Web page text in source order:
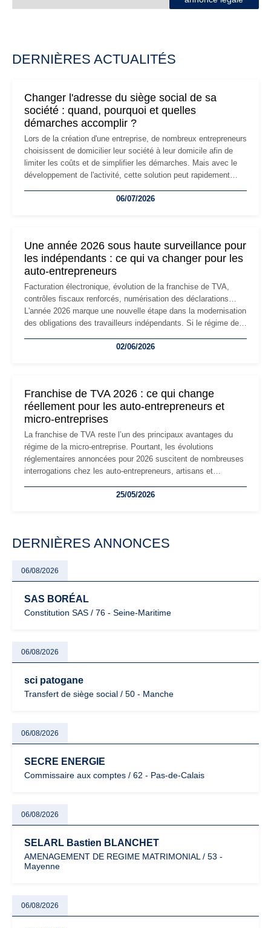
DERNIÈRES ACTUALITÉS
Changer l'adresse du siège social de sa
société : quand, pourquoi et quelles
démarches accomplir ?
Lors de la création d'une entreprise, de nombreux entrepreneurs
choisissent de domicilier leur société à leur domicile afin de
limiter les coûts et de simplifier les démarches. Mais avec le
développement de l'activité, cette solution peut rapidement
professionnels, recrutement, image de marque… Le
06/07/2026
Une année 2026 sous haute surveillance pour
les indépendants : ce qui va changer pour les
auto-entrepreneurs
Facturation électronique, évolution de la franchise de TVA,
contrôles fiscaux renforcés, numérisation des déclarations…
L'année 2026 marque une nouvelle étape dans la modernisation
des obligations des travailleurs indépendants. Si le régime de
les auto-entrepreneurs devront s'adapter à un environnement
02/06/2026
Franchise de TVA 2026 : ce qui change
réellement pour les auto-entrepreneurs et
micro-entreprises
La franchise de TVA reste l’un des principaux avantages du
régime de la micro-entreprise. Pourtant, les évolutions
réglementaires annoncées pour 2026 suscitent de nombreuses
interrogations chez les auto-entrepreneurs, artisans et
facturation ou risque de bascule vers la TVA : les règles
25/05/2026
DERNIÈRES ANNONCES
06/08/2026
SAS BORÉAL
Constitution SAS / 76 - Seine-Maritime
06/08/2026
sci patogane
Transfert de siège social / 50 - Manche
06/08/2026
SECRE ENERGIE
Commissaire aux comptes / 62 - Pas-de-Calais
06/08/2026
SELARL Bastien BLANCHET
AMENAGEMENT DE REGIME MATRIMONIAL / 53 -
Mayenne
06/08/2026